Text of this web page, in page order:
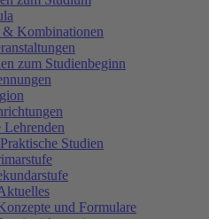
& Kombinationen
zum Studienbeginn
Lehrenden
Studien
und Formulare